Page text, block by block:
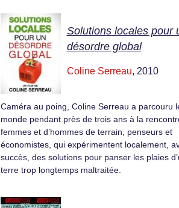
Solutions locales pour
désordre global
Coline Serreau, 2010
Caméra au poing, Coline Serreau a parcouru
monde pendant près de trois ans à la
femmes et d’hommes de terrain, penseurs et
économistes, qui expérimentent localement,
succès, des solutions pour panser les plaies
terre trop longtemps maltraitée.